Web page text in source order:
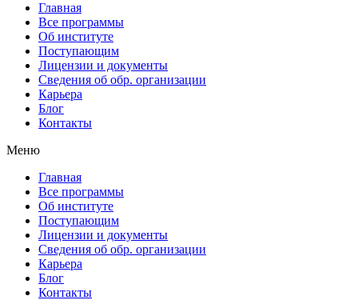
Главная
Все программы
Об институте
Поступающим
Лицензии и документы
Сведения об обр. организации
Карьера
Блог
Контакты
Меню
Главная
Все программы
Об институте
Поступающим
Лицензии и документы
Сведения об обр. организации
Карьера
Блог
Контакты